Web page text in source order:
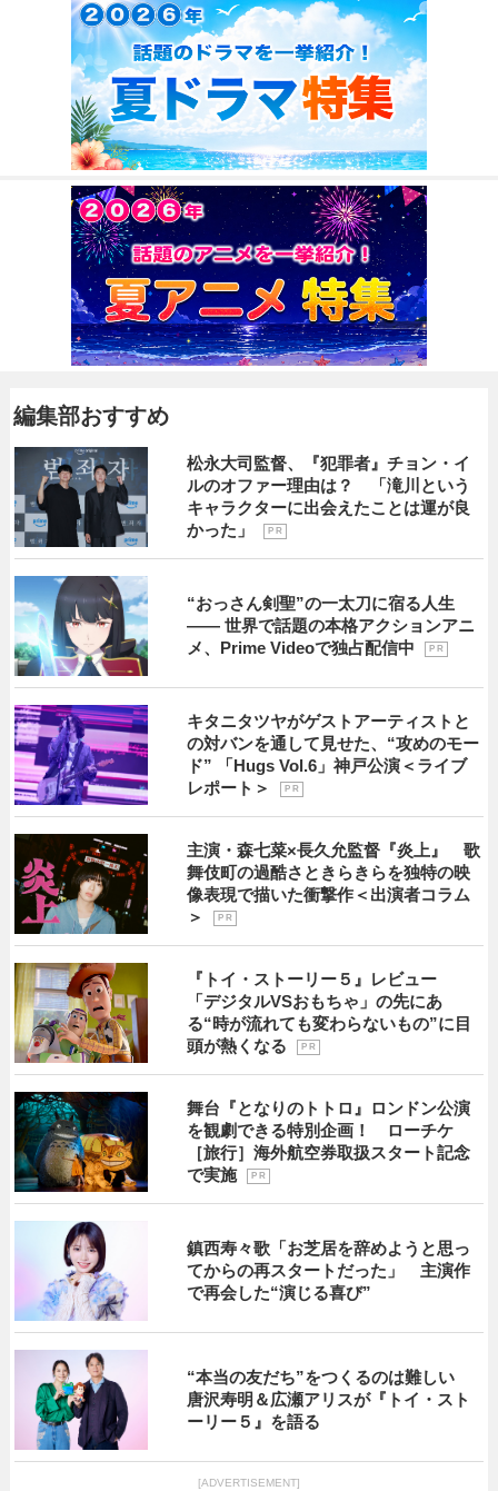
編集部おすすめ
松永大司監督、『犯罪者』チョン・イ
ルのオファー理由は？ 「滝川という
キャラクターに出会えたことは運が良
かった」
P R
“おっさん剣聖”の一太刀に宿る人生
―― 世界で話題の本格アクションアニ
メ、Prime Videoで独占配信中
P R
キタニタツヤがゲストアーティストと
の対バンを通して見せた、“攻めのモー
ド” 「Hugs Vol.6」神戸公演＜ライブ
レポート＞
P R
主演・森七菜×長久允監督『炎上』 歌
舞伎町の過酷さときらきらを独特の映
像表現で描いた衝撃作＜出演者コラム
＞
P R
『トイ・ストーリー５』レビュー
「デジタルVSおもちゃ」の先にあ
る“時が流れても変わらないもの”に目
頭が熱くなる
P R
舞台『となりのトトロ』ロンドン公演
を観劇できる特別企画！ ローチケ
［旅行］海外航空券取扱スタート記念
で実施
P R
鎮西寿々歌「お芝居を辞めようと思っ
てからの再スタートだった」 主演作
で再会した“演じる喜び”
“本当の友だち”をつくるのは難しい
唐沢寿明＆広瀬アリスが『トイ・スト
ーリー５』を語る
[ADVERTISEMENT]